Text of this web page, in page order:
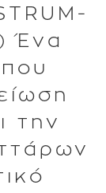
Ένα
την